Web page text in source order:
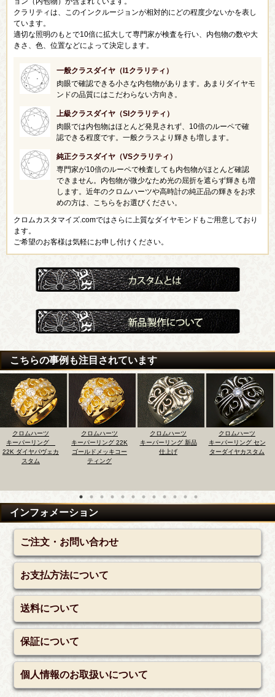
クラリティは、このインクルージョンが相対的にどの程度少ないかを表し
ています。
適切な照明のもとで10倍に拡大して専門家が検査を行い、内包物の数や大
きさ、色、位置などによって決定します。
一般クラスダイヤ（I1クラリティ）
肉眼で確認できる小さな内包物があります。あまりダイヤモ
ンドの品質にはこだわらない方向き。
上級クラスダイヤ（SIクラリティ）
肉眼では内包物はほとんど発見されず、10倍のルーペで確
認できる程度です。一般クラスより輝きも増します。
純正クラスダイヤ（VSクラリティ）
専門家が10倍のルーペで検査しても内包物がほとんど確認
できません。内包物が微少なため光の屈折を遮らず輝きも増
します。近年のクロムハーツや高時計の純正品の輝きをお求
めの方は、こちらをお選びください。
クロムカスタマイズ.comではさらに上質なダイヤモンドもご用意しており
ます。
ご希望のお客様は気軽にお申し付けください。
こちらの事例も注目されています
クロムハーツ
キーパーリング 22K
ゴールドメッキコー
ティング
クロムハーツ
キーパーリング 新品
仕上げ
クロムハーツ
キーパーリング セン
ターダイヤカスタム
クロムハーツ
キーパーリング セ
ターアクアマリンカ
インフォメーション
ご注文・お問い合わせ
お支払方法について
送料について
保証について
個人情報のお取扱いについて